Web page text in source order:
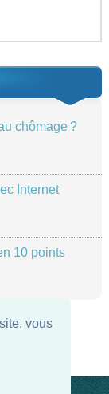
vous
chômage ?
Internet
10 points